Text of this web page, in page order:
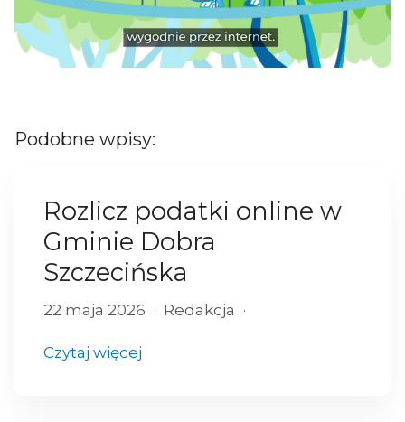
Podobne wpisy:
Rozlicz podatki online w
Gminie Dobra
Szczecińska
22 maja 2026 Redakcja
Czytaj więcej